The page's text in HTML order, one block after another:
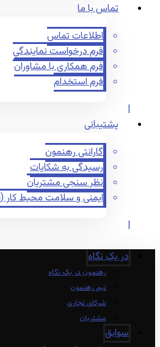
تماس با ما
اطلاعات تماس
فرم درخواست نمایندگی
فرم همکاری با مشاوران
فرم استخدام
پشتیبانی
گارانتی رهنمون
رسیدگی به شکایات
نظر سنجی مشتریان
ایمنی و سلامت محیط کار (HSE Plan)
در یک نگاه
رهنمون در یک نگاه
تیم رهنمون
شرکای تجاری
مشتریان
سوابق